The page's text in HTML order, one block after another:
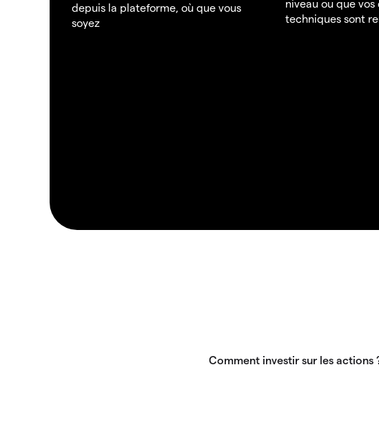
depuis la plateforme, où que vous
soyez
niveau ou que
techniques sont